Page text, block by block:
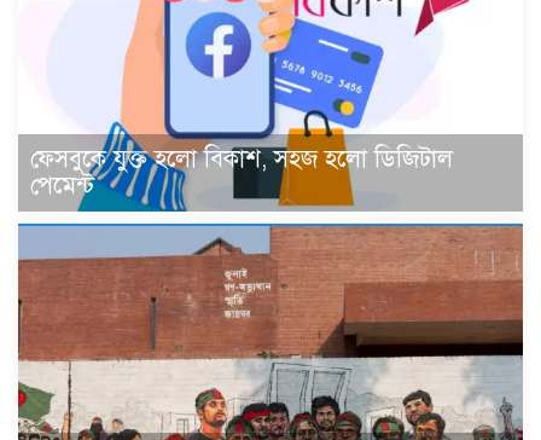
ফেসবুকে যুক্ত হলো বিকাশ, সহজ হলো ডিজিটাল
পেমেন্ট